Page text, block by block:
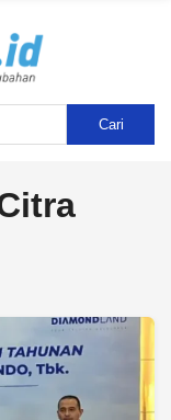
Cari